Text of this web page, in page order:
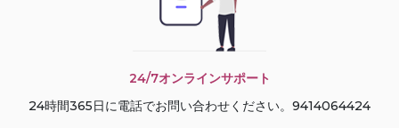
24/7オンラインサポート
24時間365日に電話でお問い合わせください。9414064424